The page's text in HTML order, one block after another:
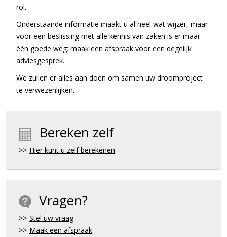
rol.
Onderstaande informatie maakt u al heel wat wijzer, maar
voor een beslissing met alle kennis van zaken is er maar
één goede weg: maak een afspraak voor een degelijk
adviesgesprek.
We zullen er alles aan doen om samen uw droomproject
te verwezenlijken.
Bereken zelf
Hier kunt u zelf berekenen
Vragen?
Stel uw vraag
Maak een afspraak